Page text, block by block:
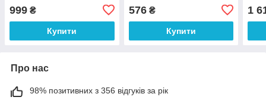
333x155x359 мм (EBA-
3540 AL))
999 ₴
Купити
576₴
Купити
1
Про нас
98% позитивних з 356 відгуків за рік